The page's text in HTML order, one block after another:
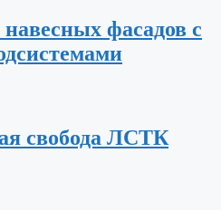
фасадов с
свобода ЛСТК